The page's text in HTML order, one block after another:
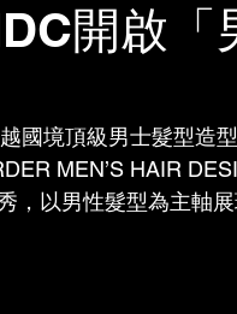
開啟「
國境頂級男士髮型造
MEN’S HAIR
，以男性髮型為主軸